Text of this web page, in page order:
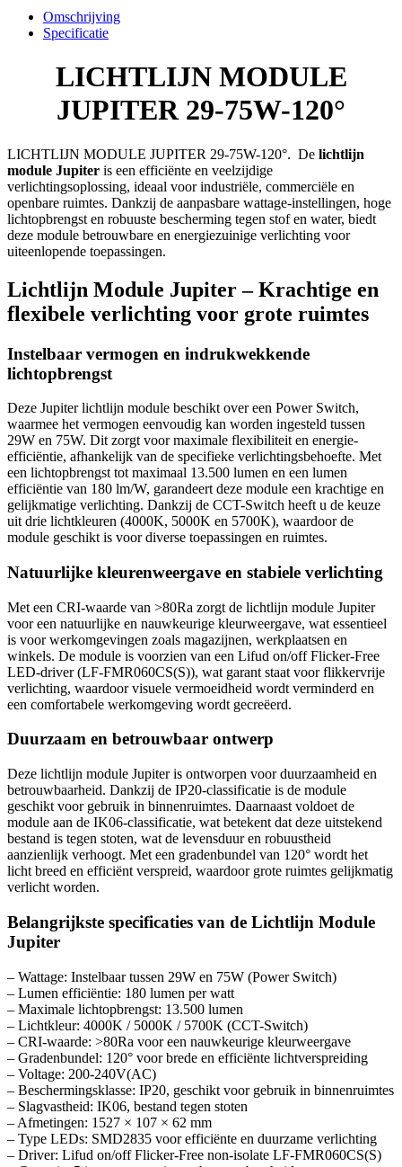
Omschrijving
Specificatie
LICHTLIJN MODULE
JUPITER 29-75W-120°
LICHTLIJN MODULE JUPITER 29-75W-120°. De lichtlijn
module Jupiter is een efficiënte en veelzijdige
verlichtingsoplossing, ideaal voor industriële, commerciële en
openbare ruimtes. Dankzij de aanpasbare wattage-instellingen, hoge
lichtopbrengst en robuuste bescherming tegen stof en water, biedt
deze module betrouwbare en energiezuinige verlichting voor
uiteenlopende toepassingen.
Lichtlijn Module Jupiter – Krachtige en
flexibele verlichting voor grote ruimtes
Instelbaar vermogen en indrukwekkende
lichtopbrengst
Deze Jupiter lichtlijn module beschikt over een Power Switch,
waarmee het vermogen eenvoudig kan worden ingesteld tussen
29W en 75W. Dit zorgt voor maximale flexibiliteit en energie-
efficiëntie, afhankelijk van de specifieke verlichtingsbehoefte. Met
een lichtopbrengst tot maximaal 13.500 lumen en een lumen
efficiëntie van 180 lm/W, garandeert deze module een krachtige en
gelijkmatige verlichting. Dankzij de CCT-Switch heeft u de keuze
uit drie lichtkleuren (4000K, 5000K en 5700K), waardoor de
module geschikt is voor diverse toepassingen en ruimtes.
Natuurlijke kleurenweergave en stabiele verlichting
Met een CRI-waarde van >80Ra zorgt de lichtlijn module Jupiter
voor een natuurlijke en nauwkeurige kleurweergave, wat essentieel
is voor werkomgevingen zoals magazijnen, werkplaatsen en
winkels. De module is voorzien van een Lifud on/off Flicker-Free
LED-driver (LF-FMR060CS(S)), wat garant staat voor flikkervrije
verlichting, waardoor visuele vermoeidheid wordt verminderd en
een comfortabele werkomgeving wordt gecreëerd.
Duurzaam en betrouwbaar ontwerp
Deze lichtlijn module Jupiter is ontworpen voor duurzaamheid en
betrouwbaarheid. Dankzij de IP20-classificatie is de module
geschikt voor gebruik in binnenruimtes. Daarnaast voldoet de
module aan de IK06-classificatie, wat betekent dat deze uitstekend
bestand is tegen stoten, wat de levensduur en robuustheid
aanzienlijk verhoogt. Met een gradenbundel van 120° wordt het
licht breed en efficiënt verspreid, waardoor grote ruimtes gelijkmatig
verlicht worden.
Belangrijkste specificaties van de Lichtlijn Module
Jupiter
– Wattage: Instelbaar tussen 29W en 75W (Power Switch)
– Lumen efficiëntie: 180 lumen per watt
– Maximale lichtopbrengst: 13.500 lumen
– Lichtkleur: 4000K / 5000K / 5700K (CCT-Switch)
– CRI-waarde: >80Ra voor een nauwkeurige kleurweergave
– Gradenbundel: 120° voor brede en efficiënte lichtverspreiding
– Voltage: 200-240V(AC)
– Beschermingsklasse: IP20, geschikt voor gebruik in binnenruimtes
– Slagvastheid: IK06, bestand tegen stoten
– Afmetingen: 1527 × 107 × 62 mm
– Type LEDs: SMD2835 voor efficiënte en duurzame verlichting
– Driver: Lifud on/off Flicker-Free non-isolate LF-FMR060CS(S)